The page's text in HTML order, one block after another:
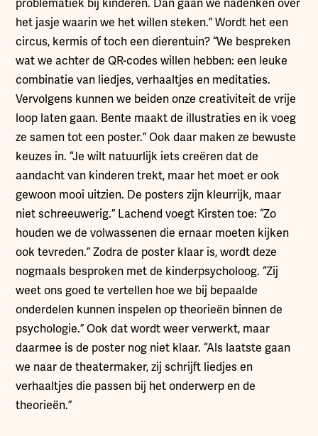
problematiek bij kinderen. Dan gaan we nadenken over
het jasje waarin we het willen steken.” Wordt het een
circus, kermis of toch een dierentuin? “We bespreken
wat we achter de QR-codes willen hebben: een leuke
combinatie van liedjes, verhaaltjes en meditaties.
Vervolgens kunnen we beiden onze creativiteit de vrije
loop laten gaan. Bente maakt de illustraties en ik voeg
ze samen tot een poster.” Ook daar maken ze bewuste
keuzes in. “Je wilt natuurlijk iets creëren dat de
aandacht van kinderen trekt, maar het moet er ook
gewoon mooi uitzien. De posters zijn kleurrijk, maar
niet schreeuwerig.” Lachend voegt Kirsten toe: “Zo
houden we de volwassenen die ernaar moeten kijken
ook tevreden.” Zodra de poster klaar is, wordt deze
nogmaals besproken met de kinderpsycholoog. “Zij
weet ons goed te vertellen hoe we bij bepaalde
onderdelen kunnen inspelen op theorieën binnen de
psychologie.” Ook dat wordt weer verwerkt, maar
daarmee is de poster nog niet klaar. “Als laatste gaan
we naar de theatermaker, zij schrijft liedjes en
verhaaltjes die passen bij het onderwerp en de
theorieën.”